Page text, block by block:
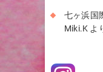
七ヶ浜国
Miki.K よ